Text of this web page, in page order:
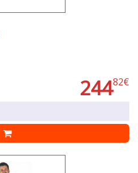
24482€